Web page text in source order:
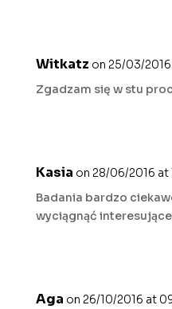
Witkatz on 25/03/
Zgadzam się w stu
Kasia on 28/06/2016 at
Badania bardzo
wyciągnąć
Aga on 26/10/2016 at